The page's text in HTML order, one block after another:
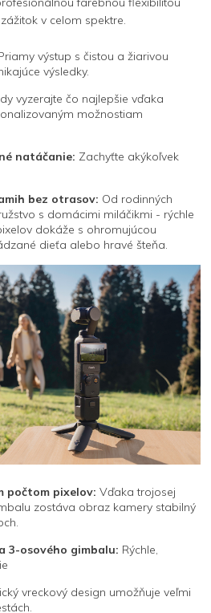
v celom spektre.
výstup s čistou a žiarivou
výsledky.
vyzerajte čo najlepšie vďaka
možnostiam
natáčanie: Zachyťte akýkoľvek
bez otrasov: Od rodinných
s domácimi miláčikmi - rýchle
dokáže s ohromujúcou
dieťa alebo hravé šteňa.
počtom pixelov: Vďaka trojosej
zostáva obraz kamery stabilný
3-osového gimbalu: Rýchle,
vreckový design umožňuje veľmi